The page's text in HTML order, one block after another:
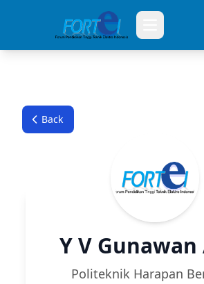
Back
Y V
Politeknik Harapan